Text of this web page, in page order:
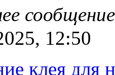
12:50
клея для